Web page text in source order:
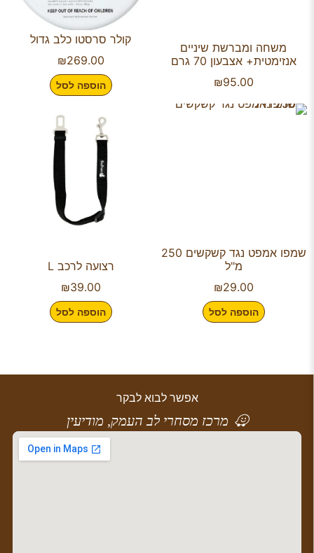
משחה ומברשת שיניים
אנזימטית+ אצבעון 70 גרם
₪95.00
קולר סרסטו כלב גדול
₪269.00
הוספה לסל
שמפו אמפט נגד קשקשים 250
מ"ל
₪29.00
הוספה לסל
רצועה לרכב L
₪39.00
הוספה לסל
אפשר לבוא לבקר
מרכז מסחרי לב העמק, מודיעין